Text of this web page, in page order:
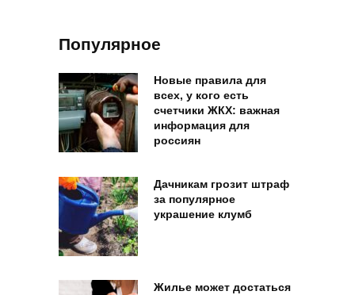
Популярное
Новые правила для
всех, у кого есть
счетчики ЖКХ: важная
информация для
россиян
Дачникам грозит штраф
за популярное
украшение клумб
Жилье может достаться